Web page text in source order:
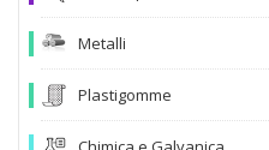
Metalli
Plastigomme